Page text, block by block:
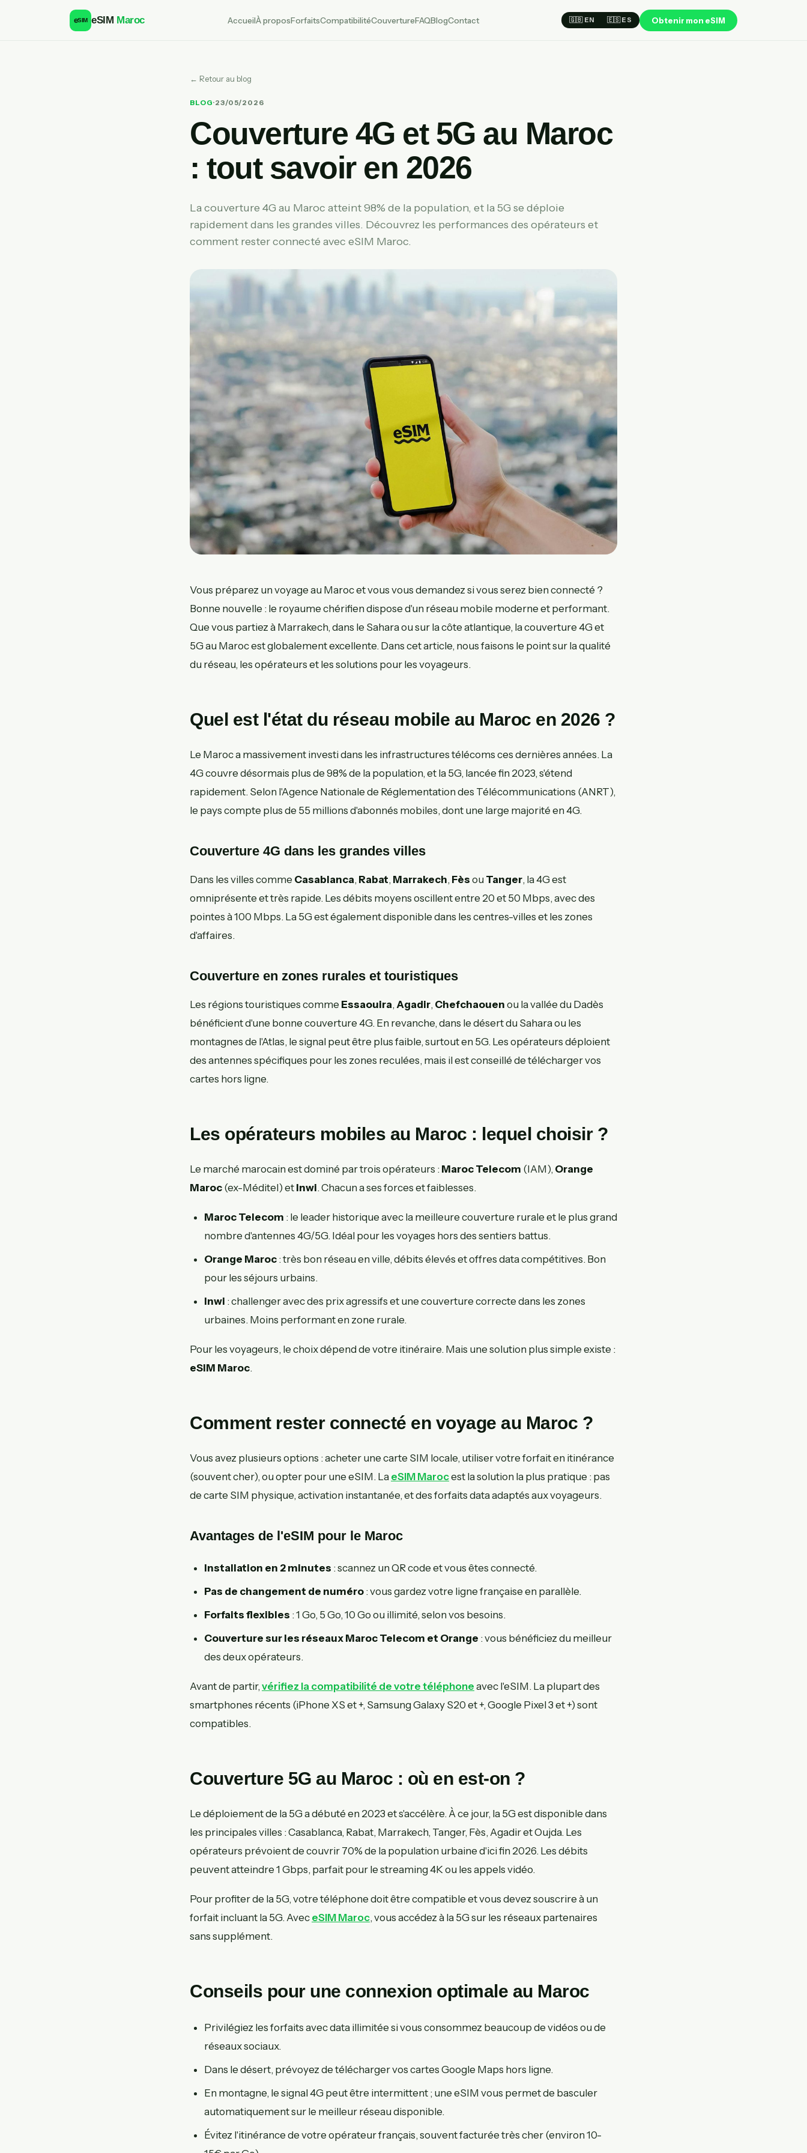
eSIM eSIM Maroc AccueilÀ proposForfaitsCompatibilitéCouvertureFAQBlogContact 🇬🇧 EN 🇪🇸 ES Obtenir mon eSIM
← Retour au blog
BLOG·23/05/2026
Couverture 4G et 5G au Maroc
: tout savoir en 2026
La couverture 4G au Maroc atteint 98% de la population, et la 5G se déploie
rapidement dans les grandes villes. Découvrez les performances des opérateurs et
comment rester connecté avec eSIM Maroc.
Vous préparez un voyage au Maroc et vous vous demandez si vous serez bien connecté ?
Bonne nouvelle : le royaume chérifien dispose d'un réseau mobile moderne et performant.
Que vous partiez à Marrakech, dans le Sahara ou sur la côte atlantique, la couverture 4G et
5G au Maroc est globalement excellente. Dans cet article, nous faisons le point sur la qualité
du réseau, les opérateurs et les solutions pour les voyageurs.
Quel est l'état du réseau mobile au Maroc en 2026 ?
Le Maroc a massivement investi dans les infrastructures télécoms ces dernières années. La
4G couvre désormais plus de 98% de la population, et la 5G, lancée fin 2023, s'étend
rapidement. Selon l'Agence Nationale de Réglementation des Télécommunications (ANRT),
le pays compte plus de 55 millions d'abonnés mobiles, dont une large majorité en 4G.
Couverture 4G dans les grandes villes
Dans les villes comme Casablanca, Rabat, Marrakech, Fès ou Tanger, la 4G est
omniprésente et très rapide. Les débits moyens oscillent entre 20 et 50 Mbps, avec des
pointes à 100 Mbps. La 5G est également disponible dans les centres-villes et les zones
d'affaires.
Couverture en zones rurales et touristiques
Les régions touristiques comme Essaouira, Agadir, Chefchaouen ou la vallée du Dadès
bénéficient d'une bonne couverture 4G. En revanche, dans le désert du Sahara ou les
montagnes de l'Atlas, le signal peut être plus faible, surtout en 5G. Les opérateurs déploient
des antennes spécifiques pour les zones reculées, mais il est conseillé de télécharger vos
cartes hors ligne.
Les opérateurs mobiles au Maroc : lequel choisir ?
Le marché marocain est dominé par trois opérateurs : Maroc Telecom (IAM), Orange
Maroc (ex-Méditel) et Inwi. Chacun a ses forces et faiblesses.
Maroc Telecom : le leader historique avec la meilleure couverture rurale et le plus grand
nombre d'antennes 4G/5G. Idéal pour les voyages hors des sentiers battus.
Orange Maroc : très bon réseau en ville, débits élevés et offres data compétitives. Bon
pour les séjours urbains.
Inwi : challenger avec des prix agressifs et une couverture correcte dans les zones
urbaines. Moins performant en zone rurale.
Pour les voyageurs, le choix dépend de votre itinéraire. Mais une solution plus simple existe :
eSIM Maroc.
Comment rester connecté en voyage au Maroc ?
Vous avez plusieurs options : acheter une carte SIM locale, utiliser votre forfait en itinérance
(souvent cher), ou opter pour une eSIM. La eSIM Marocest la solution la plus pratique : pas
de carte SIM physique, activation instantanée, et des forfaits data adaptés aux voyageurs.
Avantages de l'eSIM pour le Maroc
Installation en 2 minutes : scannez un QR code et vous êtes connecté.
Pas de changement de numéro : vous gardez votre ligne française en parallèle.
Forfaits flexibles : 1 Go, 5 Go, 10 Go ou illimité, selon vos besoins.
Couverture sur les réseaux Maroc Telecom et Orange : vous bénéficiez du meilleur
des deux opérateurs.
Avant de partir, vérifiez la compatibilité de votre téléphone avec l'eSIM. La plupart des
smartphones récents (iPhone XS et +, Samsung Galaxy S20 et +, Google Pixel 3 et +) sont
compatibles.
Couverture 5G au Maroc : où en est-on ?
Le déploiement de la 5G a débuté en 2023 et s'accélère. À ce jour, la 5G est disponible dans
les principales villes : Casablanca, Rabat, Marrakech, Tanger, Fès, Agadir et Oujda. Les
opérateurs prévoient de couvrir 70% de la population urbaine d'ici fin 2026. Les débits
peuvent atteindre 1 Gbps, parfait pour le streaming 4K ou les appels vidéo.
Pour profiter de la 5G, votre téléphone doit être compatible et vous devez souscrire à un
forfait incluant la 5G. Avec eSIM Maroc, vous accédez à la 5G sur les réseaux partenaires
sans supplément.
Conseils pour une connexion optimale au Maroc
Privilégiez les forfaits avec data illimitée si vous consommez beaucoup de vidéos ou de
réseaux sociaux.
Dans le désert, prévoyez de télécharger vos cartes Google Maps hors ligne.
En montagne, le signal 4G peut être intermittent ; une eSIM vous permet de basculer
automatiquement sur le meilleur réseau disponible.
Évitez l'itinérance de votre opérateur français, souvent facturée très cher (environ 10-